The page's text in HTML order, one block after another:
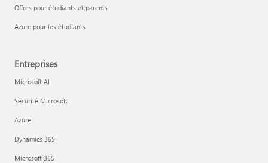
Offres pour étudiants et parents
Azure pour les étudiants
Entreprises
Microsoft AI
Sécurité Microsoft
Azure
Dynamics 365
Microsoft 365